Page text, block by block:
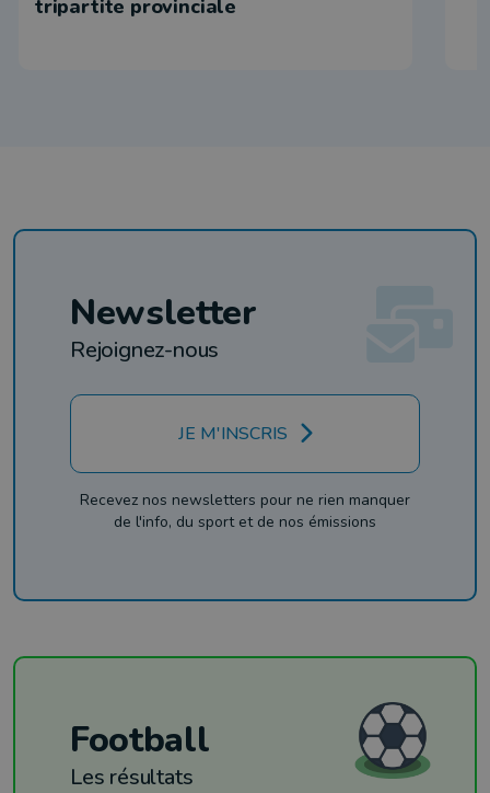
tripartite provinciale
Newsletter
Rejoignez-nous
JE M'INSCRIS
Recevez nos newsletters pour ne rien manquer
de l'info, du sport et de nos émissions
Football
Les résultats